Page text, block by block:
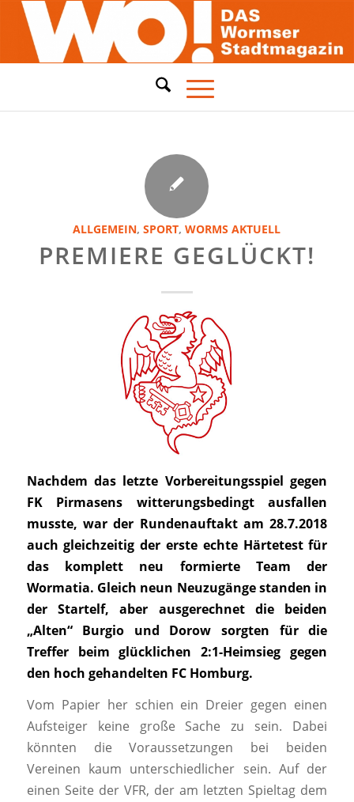
ALLGEMEIN,SPORT,WORMS AKTUELL
PREMIERE GEGLÜCKT!
Nachdem das letzte Vorbereitungsspiel gegen
FK Pirmasens witterungsbedingt ausfallen
musste, war der Rundenauftakt am 28.7.2018
auch gleichzeitig der erste echte Härtetest für
das komplett neu formierte Team der
Wormatia. Gleich neun Neuzugänge standen in
der Startelf, aber ausgerechnet die beiden
„Alten“ Burgio und Dorow sorgten für die
Treffer beim glücklichen 2:1-Heimsieg gegen
den hoch gehandelten FC Homburg.
Vom Papier her schien ein Dreier gegen einen
Aufsteiger keine große Sache zu sein. Dabei
könnten die Voraussetzungen bei beiden
Vereinen kaum unterschiedlicher sein. Auf der
einen Seite der VFR, der am letzten Spieltag dem